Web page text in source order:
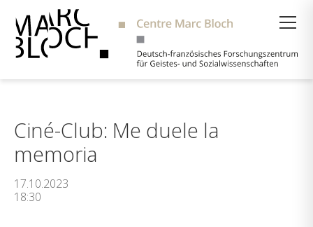
Ciné-Club: Me duele la
memoria
17.10.2023
18:30